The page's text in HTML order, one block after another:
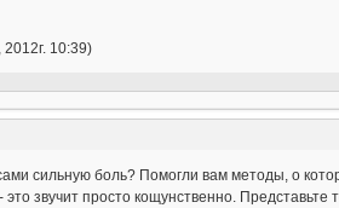
10:39)
сильную боль? Помогли вам методы, о
звучит просто кощунственно. Представьте